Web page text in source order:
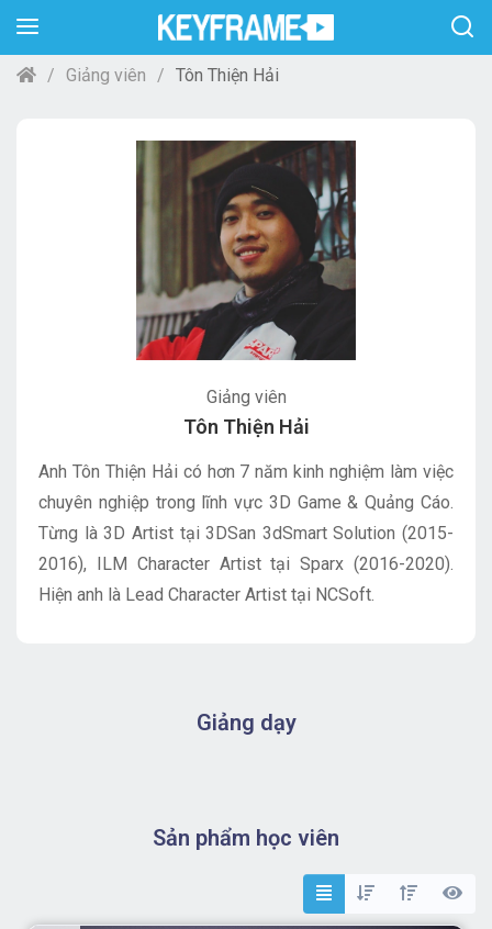
Giảng viên Tôn Thiện Hải
Giảng viên
Tôn Thiện Hải
Anh Tôn Thiện Hải có hơn 7 năm kinh nghiệm làm việc
chuyên nghiệp trong lĩnh vực 3D Game & Quảng Cáo.
Từng là 3D Artist tại 3DSan 3dSmart Solution (2015-
2016), ILM Character Artist tại Sparx (2016-2020).
Hiện anh là Lead Character Artist tại NCSoft.
Giảng dạy
Sản phẩm học viên